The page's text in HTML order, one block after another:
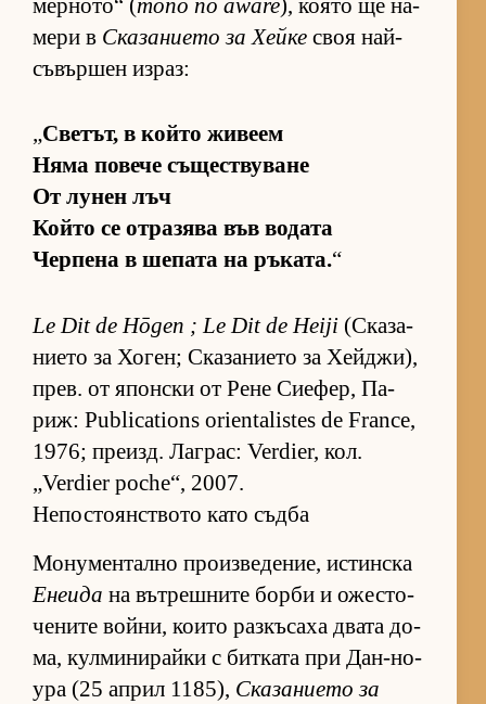
мери в Ска­за­ни­ето за Хейке своя най-
съ­вър­шен из­раз:
„Све­тът, в който жи­веем
Няма по­вече съ­щес­т­ву­ване
От лу­нен лъч
Който се от­ра­зява във во­дата
Чер­пена в ше­пата на ръ­ка­та.“
Le Dit de Hōgen ; Le Dit de Heiji (Ска­за­
ни­ето за Хо­ген; Ска­за­ни­ето за Хей­джи),
прев. от япон­ски от Рене Си­е­фер, Па­
риж: Publications orientalistes de France,
1976; пре­изд. Лаг­рас: Verdier, кол.
„Verdier poche“, 2007.
Непостоянството като съдба
Мо­ну­мен­тално про­из­ве­де­ние, ис­тин­ска
Енеида на вът­реш­ните борби и ожес­то­
че­ните вой­ни, ко­ито раз­къ­саха двата до­
ма, кул­ми­ни­райки с бит­ката при Дан-но-
ура (25 ап­рил 1185), Ска­за­ни­ето за